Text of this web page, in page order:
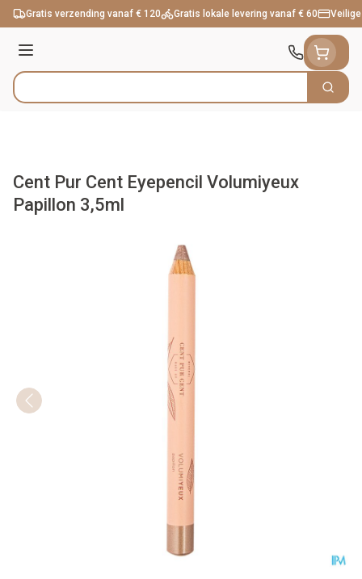
Ga naar de inhoud
Gratis verzending vanaf € 120 Gratis lokale levering vanaf € 60
Menu
Product, merk, categorie... Zoek
Cent Pur Cent Eyepencil Volumiyeux
Papillon 3,5ml